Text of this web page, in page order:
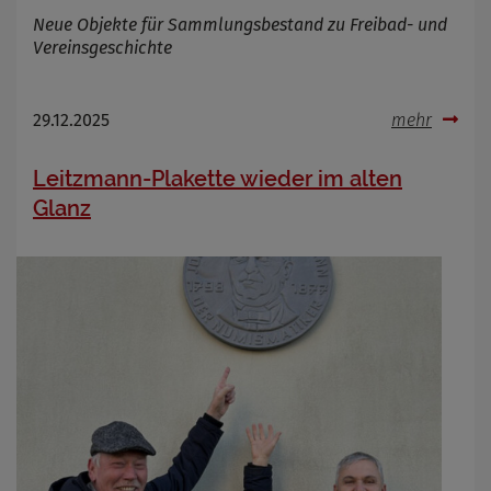
Neue Objekte für Sammlungsbestand zu Freibad- und
Vereinsgeschichte
29.12.2025 mehr
Leitzmann-Plakette wieder im alten
Glanz